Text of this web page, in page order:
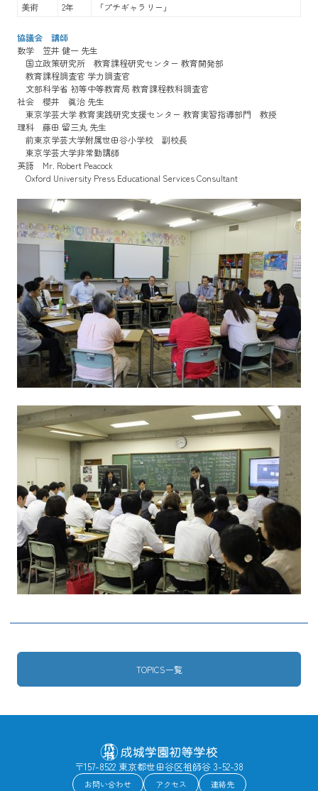
美術
2年 「プチギャラリー」
協議会 講師
数学 笠井 健一 先生
国立政策研究所 教育課程研究センター 教育開発部
教育課程調査官 学力調査官
文部科学省 初等中等教育局 教育課程教科調査官
社会 櫻井 眞治 先生
東京学芸大学 教育実践研究支援センター 教育実習指導部門 教授
理科 藤田 留三丸 先生
前東京学芸大学附属世田谷小学校 副校長
東京学芸大学非常勤講師
英語 Mr. Robert Peacock
Oxford University Press Educational Services Consultant
TOPICS一覧
〒157-8522 東京都世田谷区祖師谷 3-52-38
お問い合わせ アクセス 連絡先